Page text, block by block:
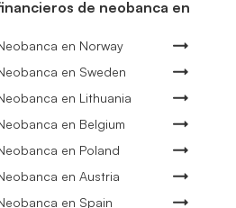
de neobanca en
en Norway
en Sweden
en Lithuania
en Belgium
en Poland
en Austria
en Spain